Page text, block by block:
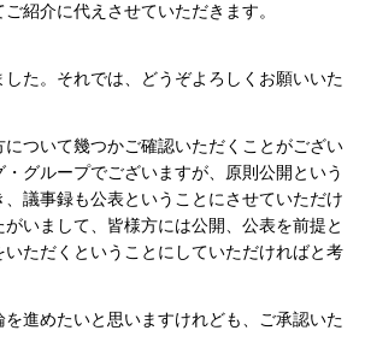
紹介に代えさせていただきます。
した。それでは、どうぞよろしくお願いいた
について幾つかご確認いただくことがござい
・グループでございますが、原則公開という
、議事録も公表ということにさせていただけ
いまして、皆様方には公開、公表を前提と
いただくということにしていただければと考
を進めたいと思いますけれども、ご承認いた